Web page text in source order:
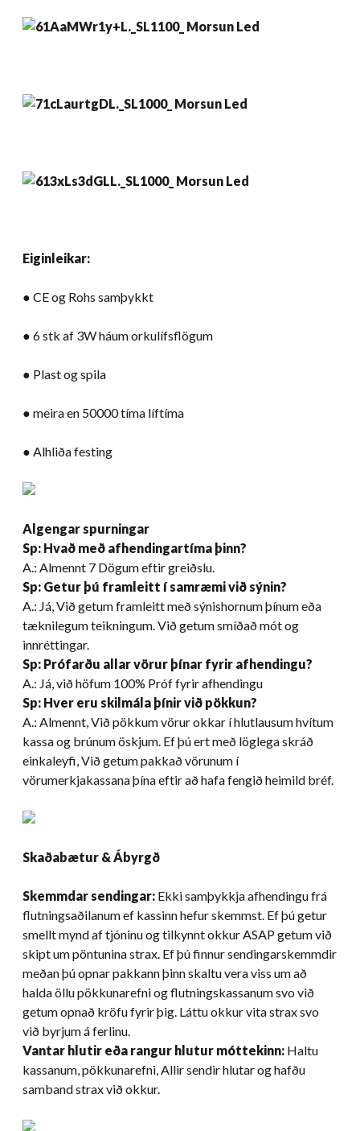
Eiginleikar:
● CE og Rohs samþykkt
● 6 stk af 3W háum orkulífsflögum
● Plast og spila
● meira en 50000 tíma líftíma
● Alhliða festing
Algengar spurningar
Sp: Hvað með afhendingartíma þinn?
A.: Almennt 7 Dögum eftir greiðslu.
Sp: Getur þú framleitt í samræmi við sýnin?
A.: Já, Við getum framleitt með sýnishornum þínum eða
tæknilegum teikningum. Við getum smíðað mót og
innréttingar.
Sp: Prófarðu allar vörur þínar fyrir afhendingu?
A.: Já, við höfum 100% Próf fyrir afhendingu
Sp: Hver eru skilmála þínir við pökkun?
A.: Almennt, Við pökkum vörur okkar í hlutlausum hvítum
kassa og brúnum öskjum. Ef þú ert með löglega skráð
einkaleyfi, Við getum pakkað vörunum í
vörumerkjakassana þína eftir að hafa fengið heimild bréf.
Skaðabætur & Ábyrgð
Skemmdar sendingar: Ekki samþykkja afhendingu frá
flutningsaðilanum ef kassinn hefur skemmst. Ef þú getur
smellt mynd af tjóninu og tilkynnt okkur ASAP getum við
skipt um pöntunina strax. Ef þú finnur sendingarskemmdir
meðan þú opnar pakkann þinn skaltu vera viss um að
halda öllu pökkunarefni og flutningskassanum svo við
getum opnað kröfu fyrir þig. Láttu okkur vita strax svo
við byrjum á ferlinu.
Vantar hlutir eða rangur hlutur móttekinn: Haltu
kassanum, pökkunarefni, Allir sendir hlutar og hafðu
samband strax við okkur.